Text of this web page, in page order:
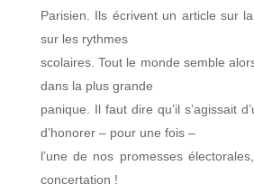
Parisien. Ils écrivent un article sur
sur les rythmes
scolaires. Tout le monde semble
dans la plus grande
panique. Il faut dire qu’il s’agissait
d’honorer – pour une fois –
l’une de nos promesses
concertation !